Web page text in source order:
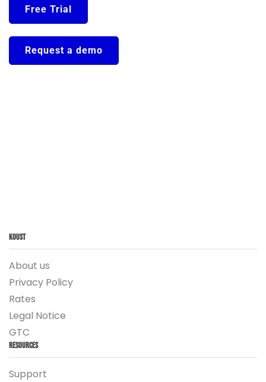
Free Trial
Request a demo
Koust
About us
Privacy Policy
Rates
Legal Notice
GTC
Resources
Support